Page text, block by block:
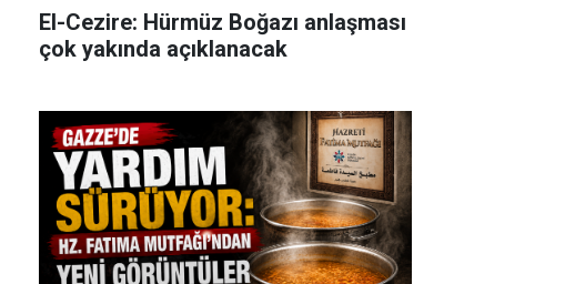
El-Cezire: Hürmüz Boğazı anlaşması
çok yakında açıklanacak